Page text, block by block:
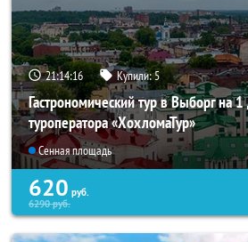
21:14:14 Купили:5
Гастрономический тур в Выборг на 1
туроператора «ХохломаТур»
Сенная площадь
620 руб.
6290руб.